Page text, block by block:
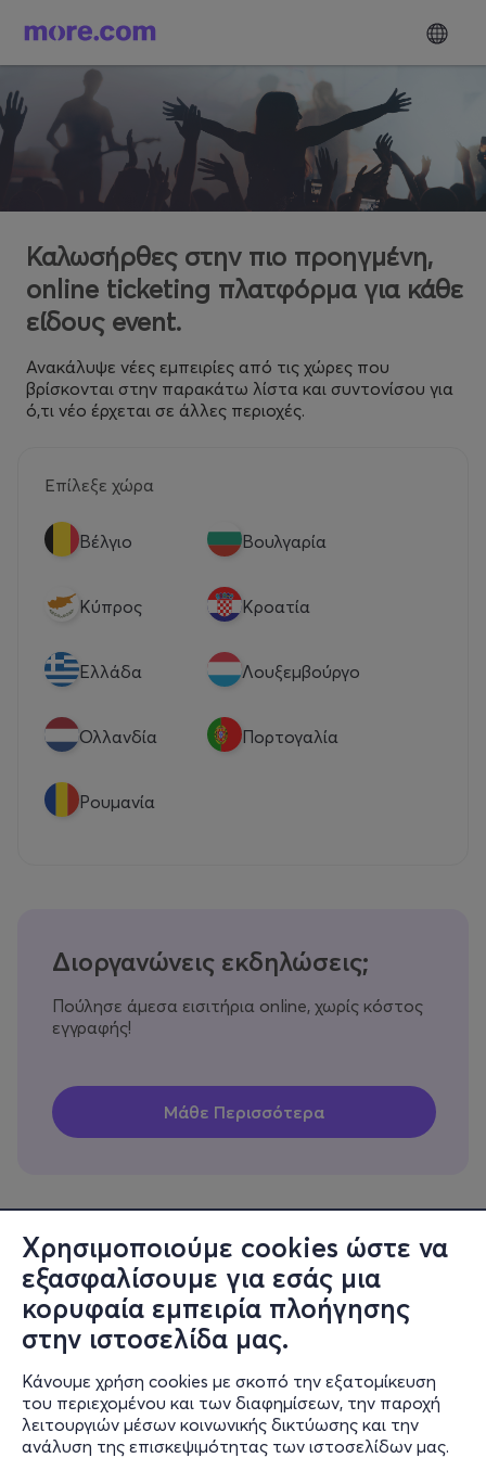
Χρησιμοποιούμε cookies ώστε να
εξασφαλίσουμε για εσάς μια
κορυφαία εμπειρία πλοήγησης
στην ιστοσελίδα μας.
Κάνουμε χρήση cookies με σκοπό την εξατομίκευση
του περιεχομένου και των διαφημίσεων, την παροχή
λειτουργιών μέσων κοινωνικής δικτύωσης και την
ανάλυση της επισκεψιμότητας των ιστοσελίδων μας.
Καλωσήρθες στην πιο προηγμένη,
online ticketing πλατφόρμα για κάθε
είδους event.
Ανακάλυψε νέες εμπειρίες από τις χώρες που
βρίσκονται στην παρακάτω λίστα και συντονίσου για
ό,τι νέο έρχεται σε άλλες περιοχές.
Επίλεξε χώρα
Βέλγιο Βουλγαρία
Κύπρος Κροατία
Eλλάδα Λουξεμβούργο
Ολλανδία Πορτογαλία
Ρουμανία
Διοργανώνεις εκδηλώσεις;
Πούλησε άμεσα εισιτήρια online, χωρίς κόστος
εγγραφής!
Πληροφορίες
Υποστήριξη
Stay Connected